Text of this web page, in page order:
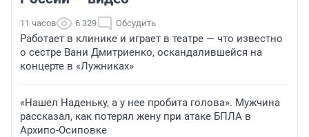
11 часов 6 329 Обсудить
Работает в клинике и играет в театре — что известно
о сестре Вани Дмитриенко, оскандалившейся на
концерте в «Лужниках»
«Нашел Наденьку, а у нее пробита голова». Мужчина
рассказал, как потерял жену при атаке БПЛА в
Архипо-Осиповке